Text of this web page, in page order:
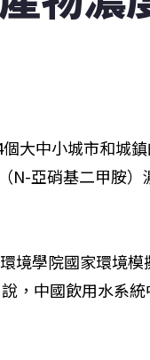
大中小城市和城
N-亞硝基二甲胺
境學院國家環境
，中國飲用水系